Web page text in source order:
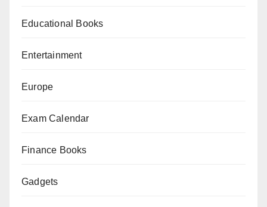
Educational Books
Entertainment
Europe
Exam Calendar
Finance Books
Gadgets